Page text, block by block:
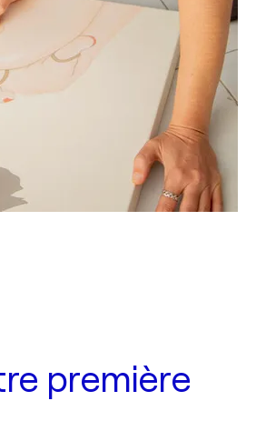
première